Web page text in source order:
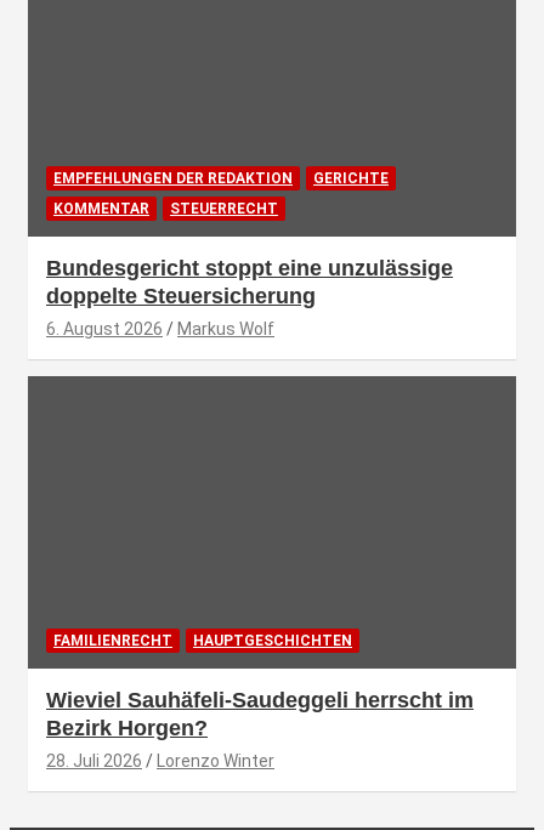
EMPFEHLUNGEN DER REDAKTION
GERICHTE
KOMMENTAR
STEUERRECHT
Bundesgericht stoppt eine unzulässige
doppelte Steuersicherung
6. August 2026 Markus Wolf
FAMILIENRECHT HAUPTGESCHICHTEN
Wieviel Sauhäfeli-Saudeggeli herrscht im
Bezirk Horgen?
28. Juli 2026 Lorenzo Winter